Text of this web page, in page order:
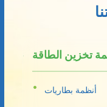
تخزين الطاقة
أنظمة بطاريات